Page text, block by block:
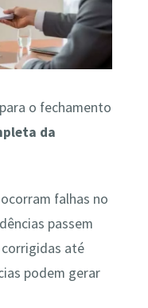
o fechamento
da
falhas no
passem
corrigidas até
podem gerar